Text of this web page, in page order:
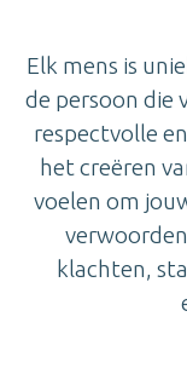
Elk mens is
de persoon die
respectvolle
het creëren
voelen om
klachten,